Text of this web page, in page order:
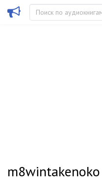
m8wintakenoko